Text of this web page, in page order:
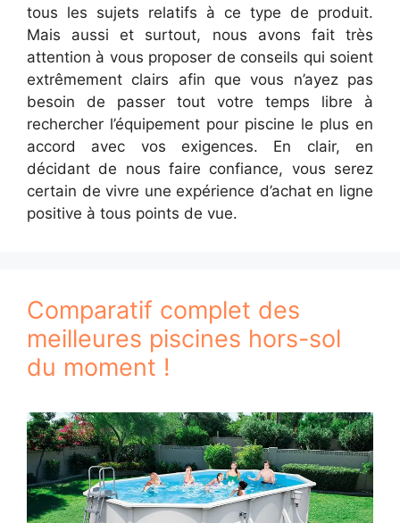
tous les sujets relatifs à ce type de produit.
Mais aussi et surtout, nous avons fait très
attention à vous proposer de conseils qui soient
extrêmement clairs afin que vous n’ayez pas
besoin de passer tout votre temps libre à
rechercher l’équipement pour piscine le plus en
accord avec vos exigences. En clair, en
décidant de nous faire confiance, vous serez
certain de vivre une expérience d’achat en ligne
positive à tous points de vue.
Comparatif complet des
meilleures piscines hors-sol
du moment !